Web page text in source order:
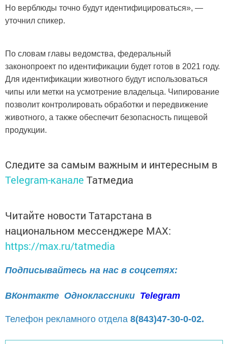
Но верблюды точно будут идентифицироваться», —
уточнил спикер.
По словам главы ведомства, федеральный
законопроект по идентификации будет готов в 2021 году.
Для идентификации животного будут использоваться
чипы или метки на усмотрение владельца. Чипирование
позволит контролировать обработки и передвижение
животного, а также обеспечит безопасность пищевой
продукции.
Следите за самым важным и интересным в
Telegram-канале Татмедиа
Читайте новости Татарстана в
национальном мессенджере MАХ:
https://max.ru/tatmedia
Подписывайтесь на нас в соцсетях:
ВКонтакте Одноклассники Telegram
Телефон рекламного отдела 8(843)47-30-0-02.